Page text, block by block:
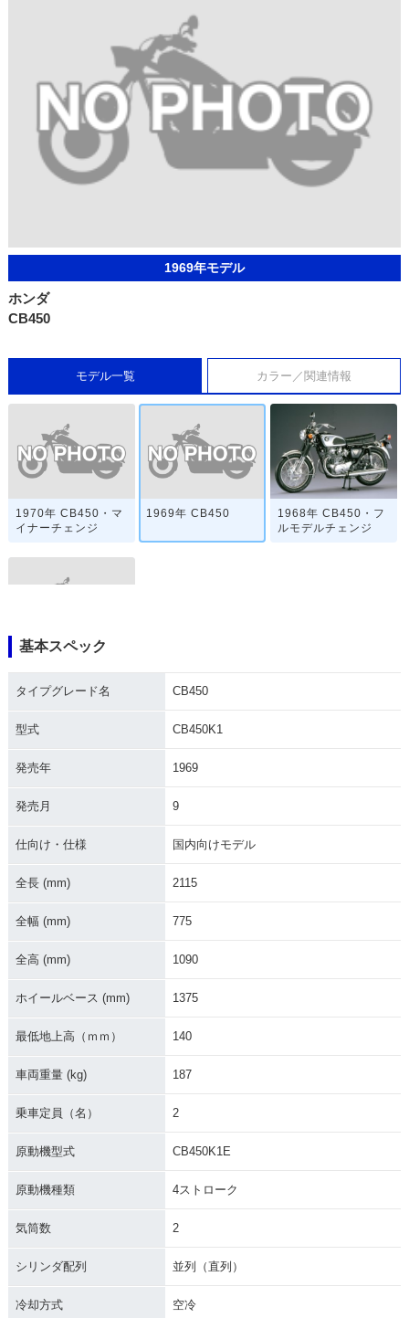
1969年モデル
ホンダ
CB450
モデル一覧 カラー／関連情報
1970年 CB450・マ
イナーチェンジ
1969年 CB450
1968年 CB450・フ
ルモデルチェンジ
基本スペック
タイプグレード名 CB450
型式 CB450K1
発売年 1969
発売月 9
仕向け・仕様 国内向けモデル
全長 (mm) 2115
全幅 (mm) 775
全高 (mm) 1090
ホイールベース (mm) 1375
最低地上高（ｍｍ） 140
車両重量 (kg) 187
乗車定員（名） 2
原動機型式 CB450K1E
原動機種類 4ストローク
気筒数 2
シリンダ配列 並列（直列）
冷却方式 空冷